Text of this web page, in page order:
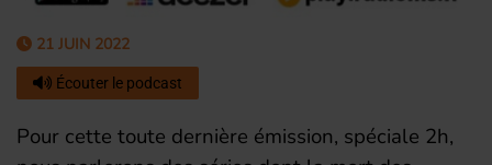
21 JUIN 2022
Écouter le podcast
Pour cette toute dernière émission, spéciale 2h,